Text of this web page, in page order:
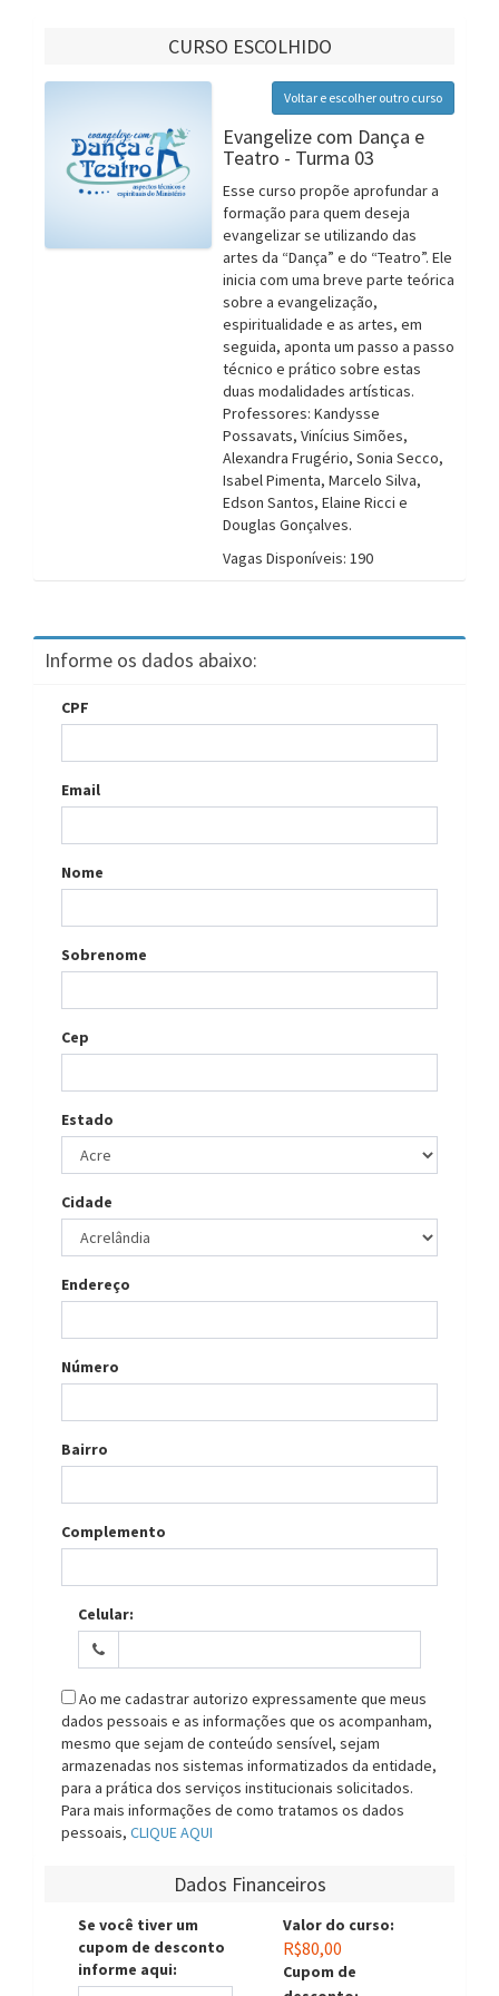
CURSO ESCOLHIDO
Voltar e escolher outro curso
Evangelize com Dança e
Teatro - Turma 03
Esse curso propõe aprofundar a
formação para quem deseja
evangelizar se utilizando das
artes da “Dança” e do “Teatro”. Ele
inicia com uma breve parte teórica
sobre a evangelização,
espiritualidade e as artes, em
seguida, aponta um passo a passo
técnico e prático sobre estas
duas modalidades artísticas.
Professores: Kandysse
Possavats, Vinícius Simões,
Alexandra Frugério, Sonia Secco,
Isabel Pimenta, Marcelo Silva,
Edson Santos, Elaine Ricci e
Douglas Gonçalves.
Vagas Disponíveis: 190
Informe os dados abaixo:
CPF
Email
Nome
Sobrenome
Cep
Estado
Cidade
Endereço
Número
Bairro
Complemento
Celular:
Ao me cadastrar autorizo expressamente que meus
dados pessoais e as informações que os acompanham,
mesmo que sejam de conteúdo sensível, sejam
armazenadas nos sistemas informatizados da entidade,
para a prática dos serviços institucionais solicitados.
Para mais informações de como tratamos os dados
pessoais, CLIQUE AQUI
Dados Financeiros
Se você tiver um
cupom de desconto
informe aqui:
Valor do curso:
R$80,00
Cupom de